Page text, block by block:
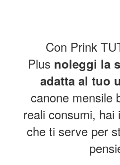
Con Prink
Plus noleggi la
adatta al tuo
canone mensile
reali consumi,
che ti serve per